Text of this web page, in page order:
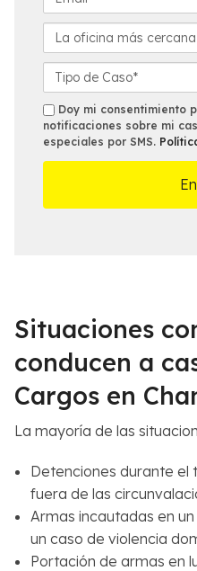
d
*
f
n
*
m
a
l
a
o
i
c
i
n
a
a
*
e
t
a
l
l
s
o
s
m
s
Doy mi consentimiento
notificaciones sobre mi
especiales por SMS.
Situaciones
conducen a
Cargos en
La mayoría de las
Detenciones durante el
fuera de las
Armas incautadas en
un caso de violencia
Portación de armas en